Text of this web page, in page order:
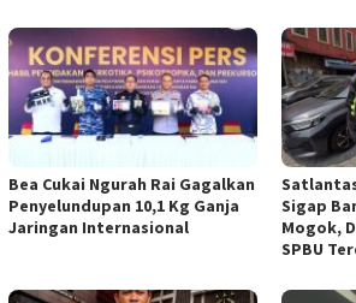
Bea Cukai Ngurah Rai Gagalkan
Penyelundupan 10,1 Kg Ganja
Jaringan Internasional
Sigap
Mogok,
SPBU